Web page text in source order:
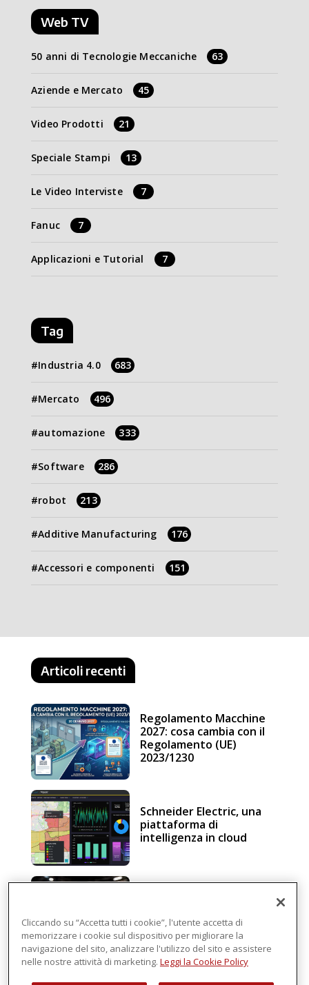
Web TV
50 anni di Tecnologie Meccaniche 63
Aziende e Mercato 45
Video Prodotti 21
Speciale Stampi 13
Le Video Interviste 7
Fanuc 7
Applicazioni e Tutorial 7
Tag
Industria 4.0 683
Mercato 496
automazione 333
Software 286
robot 213
Additive Manufacturing 176
Accessori e componenti 151
Articoli recenti
Regolamento Macchine
2027: cosa cambia con il
Regolamento (UE)
2023/1230
Schneider Electric, una
piattaforma di
intelligenza in cloud
Regolamento macchine
Cliccando su “Accetta tutti i cookie”, l'utente accetta di
memorizzare i cookie sul dispositivo per migliorare la
navigazione del sito, analizzare l'utilizzo del sito e assistere
nelle nostre attività di marketing. Leggi la Cookie Policy